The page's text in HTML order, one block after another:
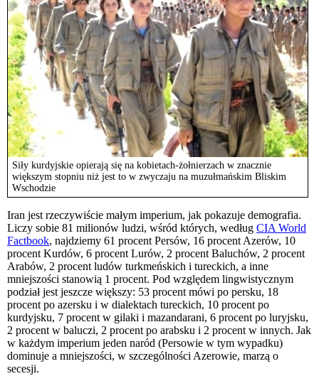
Siły kurdyjskie opierają się na kobietach-żołnierzach w znacznie
większym stopniu niż jest to w zwyczaju na muzułmańskim Bliskim
Wschodzie
Iran jest rzeczywiście małym imperium, jak pokazuje demografia.
Liczy sobie 81 milionów ludzi, wśród których, według CIA World
Factbook, najdziemy 61 procent Persów, 16 procent Azerów, 10
procent Kurdów, 6 procent Lurów, 2 procent Baluchów, 2 procent
Arabów, 2 procent ludów turkmeńskich i tureckich, a inne
mniejszości stanowią 1 procent. Pod względem lingwistycznym
podział jest jeszcze większy: 53 procent mówi po persku, 18
procent po azersku i w dialektach tureckich, 10 procent po
kurdyjsku, 7 procent w gilaki i mazandarani, 6 procent po luryjsku,
2 procent w baluczi, 2 procent po arabsku i 2 procent w innych. Jak
w każdym imperium jeden naród (Persowie w tym wypadku)
dominuje a mniejszości, w szczególności Azerowie, marzą o
secesji.